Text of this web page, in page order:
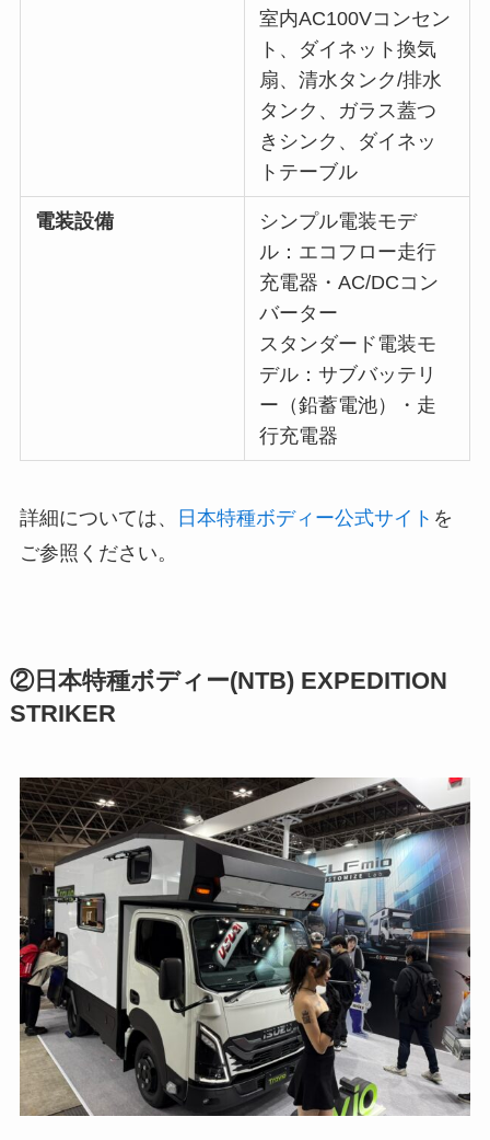
室内AC100Vコンセン
ト、ダイネット換気
扇、清水タンク/排水
タンク、ガラス蓋つ
きシンク、ダイネッ
トテーブル
電装設備
シンプル電装モデ
ル：エコフロー走行
充電器・AC/DCコン
バーター
スタンダード電装モ
デル：サブバッテリ
ー（鉛蓄電池）・走
行充電器
詳細については、 日本特種ボディー公式サイト を
ご参照ください。
②日本特種ボディー(NTB) EXPEDITION
STRIKER